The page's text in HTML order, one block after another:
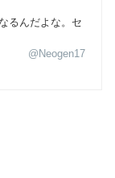
るんだよな。セ
@Neogen17